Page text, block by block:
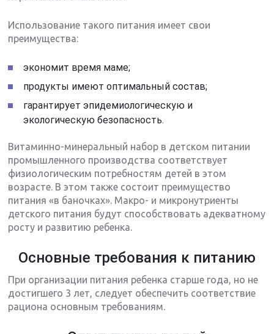
Использование такого питания имеет свои
преимущества:
экономит время маме;
продукты имеют оптимальный состав;
гарантирует эпидемиологическую и
экологическую безопасность.
Витаминно-минеральный набор в детском питании
промышленного производства соответствует
физиологическим потребностям детей в этом
возрасте. В этом также состоит преимущество
питания «в баночках». Макро- и микронутриенты
детского питания будут способствовать адекватному
росту и развитию ребенка.
Основные требования к питанию
При организации питания ребенка старше года, но не
достигшего 3 лет, следует обеспечить соответствие
рациона основным требованиям.